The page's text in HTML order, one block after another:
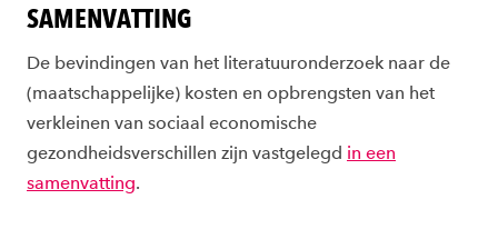
SAMENVATTING
De bevindingen van het literatuuronderzoek naar de
(maatschappelijke) kosten en opbrengsten van het
verkleinen van sociaal economische
gezondheidsverschillen zijn vastgelegd in een
samenvatting.